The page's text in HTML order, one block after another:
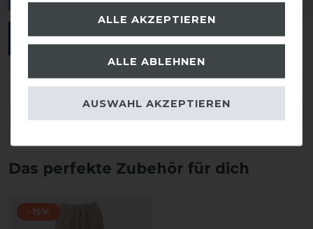
ANMELDEN
Das perfekte Zubehör für dich
-15%
ALLE AKZEPTIEREN
ALLE ABLEHNEN
AUSWAHL AKZEPTIEREN